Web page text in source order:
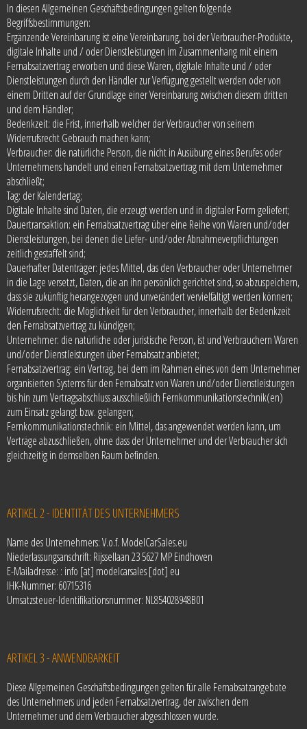
In diesen Allgemeinen Geschäftsbedingungen gelten folgende
Begriffsbestimmungen:
Ergänzende Vereinbarung ist eine Vereinbarung, bei der Verbraucher-Produkte,
digitale Inhalte und / oder Dienstleistungen im Zusammenhang mit einem
Fernabsatzvertrag erworben und diese Waren, digitale Inhalte und / oder
Dienstleistungen durch den Händler zur Verfügung gestellt werden oder von
einem Dritten auf der Grundlage einer Vereinbarung zwischen diesem dritten
und dem Händler;
Bedenkzeit: die Frist, innerhalb welcher der Verbraucher von seinem
Widerrufsrecht Gebrauch machen kann;
Verbraucher: die natürliche Person, die nicht in Ausübung eines Berufes oder
Unternehmens handelt und einen Fernabsatzvertrag mit dem Unternehmer
abschließt;
Tag: der Kalendertag;
Digitale Inhalte sind Daten, die erzeugt werden und in digitaler Form geliefert;
Dauertransaktion: ein Fernabsatzvertrag über eine Reihe von Waren und/oder
Dienstleistungen, bei denen die Liefer- und/oder Abnahmeverpflichtungen
zeitlich gestaffelt sind;
Dauerhafter Datenträger: jedes Mittel, das den Verbraucher oder Unternehmer
in die Lage versetzt, Daten, die an ihn persönlich gerichtet sind, so abzuspeichern,
dass sie zukünftig herangezogen und unverändert vervielfältigt werden können;
Widerrufsrecht: die Möglichkeit für den Verbraucher, innerhalb der Bedenkzeit
den Fernabsatzvertrag zu kündigen;
Unternehmer: die natürliche oder juristische Person, ist und Verbrauchern Waren
und/oder Dienstleistungen über Fernabsatz anbietet;
Fernabsatzvertrag: ein Vertrag, bei dem im Rahmen eines von dem Unternehmer
organisierten Systems für den Fernabsatz von Waren und/oder Dienstleistungen
bis hin zum Vertragsabschluss ausschließlich Fernkommunikationstechnik(en)
zum Einsatz gelangt bzw. gelangen;
Fernkommunikationstechnik: ein Mittel, das angewendet werden kann, um
Verträge abzuschließen, ohne dass der Unternehmer und der Verbraucher sich
gleichzeitig in demselben Raum befinden.
ARTIKEL 2 - IDENTITÄT DES UNTERNEHMERS
Name des Unternehmers: V.o.f. ModelCarSales.eu
Niederlassungsanschrift: Rijssellaan 23 5627 MP Eindhoven
E-Mailadresse: : info [at] modelcarsales [dot] eu
IHK-Nummer: 60715316
Umsatzsteuer-Identifikationsnummer: NL854028948B01
ARTIKEL 3 - ANWENDBARKEIT
Diese Allgemeinen Geschäftsbedingungen gelten für alle Fernabsatzangebote
des Unternehmers und jeden Fernabsatzvertrag, der zwischen dem
Unternehmer und dem Verbraucher abgeschlossen wurde.